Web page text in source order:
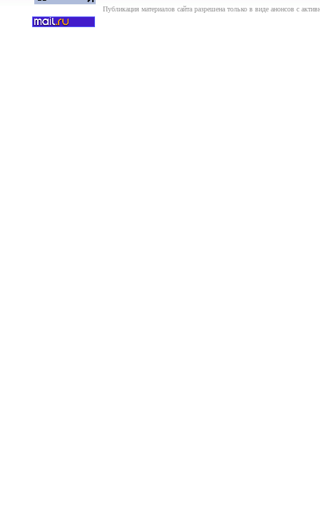
Публикация материалов сайта разрешена только в виде анонсов с